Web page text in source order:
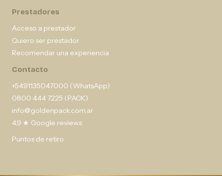
Prestadores
Acceso a prestador
Quiero ser prestador
Recomendar una experiencia
Contacto
+5491135047000 (WhatsApp)
0800 444 7225 (PACK)
info@goldenpack.com.ar
4,9 ★ Google reviews
Puntos de retiro